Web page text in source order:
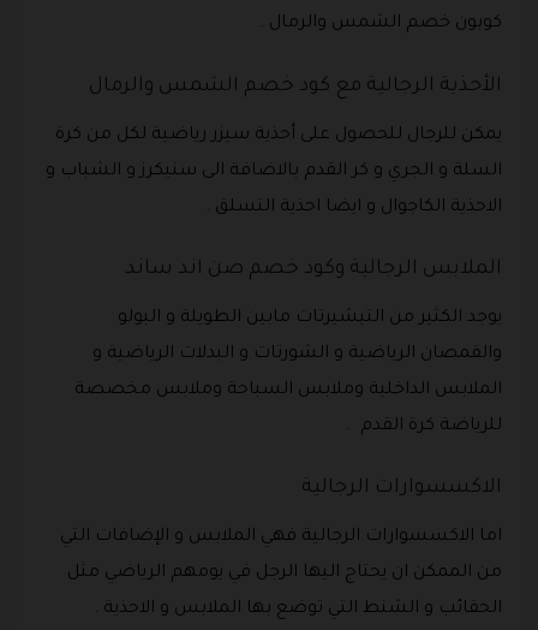
كوبون خصم الشمس والرمال .
الأحذية الرجالية مع كود خصم الشمس والرمال
يمكن للرجال للحصول على أحذية سيزر رياضية لكل من كرة
السلة و الجري و كر القدم بالاضافة الى سنيكرز و الشباب و
الاحذية الكاجوال و ايضا احذية التسلق .
الملابس الرجالية وكود خصم صن اند ساند
يوجد الكثير من التيشيرتات مابين الطويلة و البولو
والقمصان الرياضية و الشورتات و البدلات الرياضية و
الملابس الداخلية وملابس السباحة وملابس مخصصة
للرياضة كرة القدم .
الاكسسوارات الرجالية
اما الاكسسوارات الرجالية فهي الملابس و الإضافات التي
من الممكن ان يحتاج اليها الرجل في يومهم الرياضي مثل
الحقائب و الشنط التي توضع بها الملابس و الاحذية .